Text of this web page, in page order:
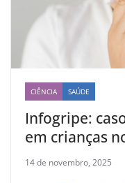
CIÊNCIA SAÚDE
Infogripe:
em crianças
14 de novembro, 2025